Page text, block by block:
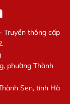
Truyền thông cấp
phường Thành
Sen, tỉnh Hà